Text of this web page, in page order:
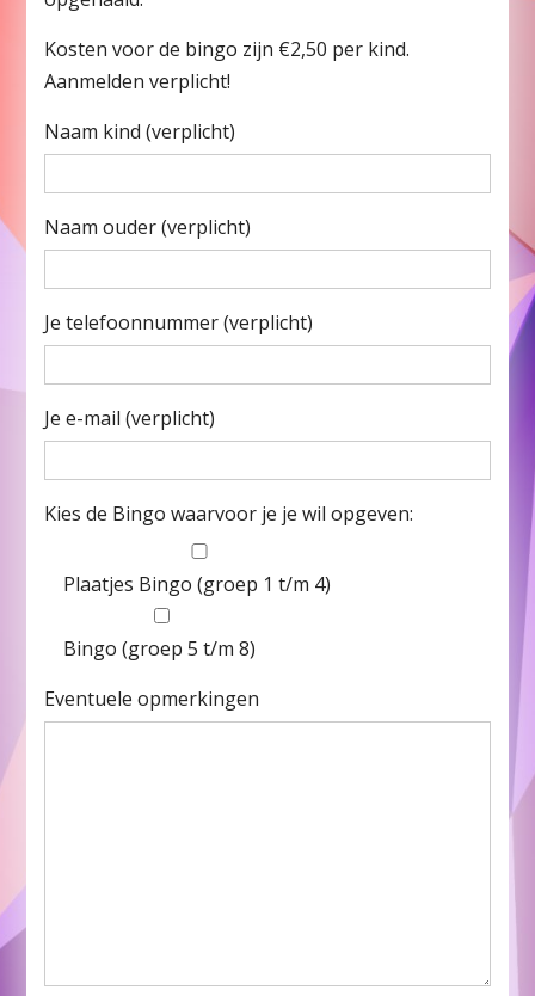
Kosten voor de bingo zijn €2,50 per kind.
Aanmelden verplicht!
Naam kind (verplicht)
Naam ouder (verplicht)
Je telefoonnummer (verplicht)
Je e-mail (verplicht)
Kies de Bingo waarvoor je je wil opgeven:
Plaatjes Bingo (groep 1 t/m 4)
Bingo (groep 5 t/m 8)
Eventuele opmerkingen